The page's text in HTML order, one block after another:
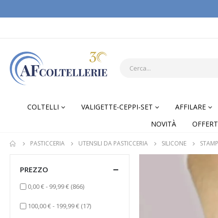
COLTELLI VALIGETTE-CEPPI-SET
AFFILARE
NOVITÀ
PASTICCERIA UTENSILI DA PASTICCERIA SILICONE
PREZZO
0,00 €- 99,99 € (866)elementi
100,00 €- 199,99 € (17)elementi